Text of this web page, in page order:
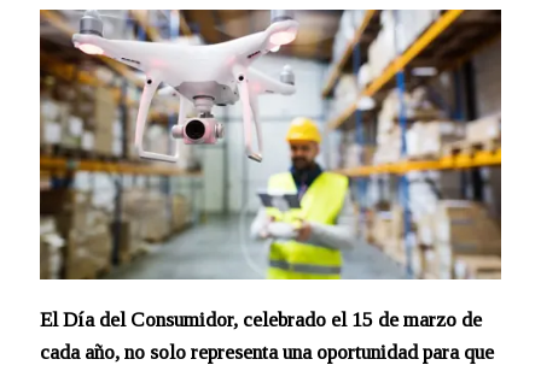
El Día del Consumidor, celebrado el 15 de marzo de
cada año, no solo representa una oportunidad para que